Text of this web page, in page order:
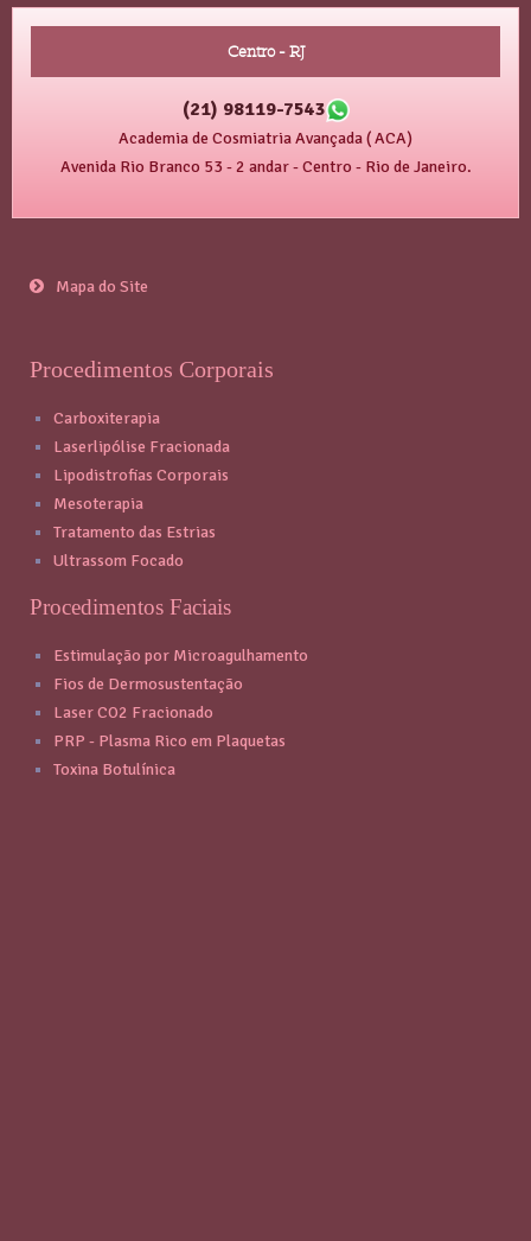
Centro - RJ
(21) 98119-7543
Academia de Cosmiatria Avançada ( ACA)
Avenida Rio Branco 53 - 2 andar - Centro - Rio de Janeiro.
Mapa do Site
Procedimentos Corporais
Carboxiterapia
Laserlipólise Fracionada
Lipodistrofias Corporais
Mesoterapia
Tratamento das Estrias
Ultrassom Focado
Procedimentos Faciais
Estimulação por Microagulhamento
Fios de Dermosustentação
Laser CO2 Fracionado
PRP - Plasma Rico em Plaquetas
Toxina Botulínica